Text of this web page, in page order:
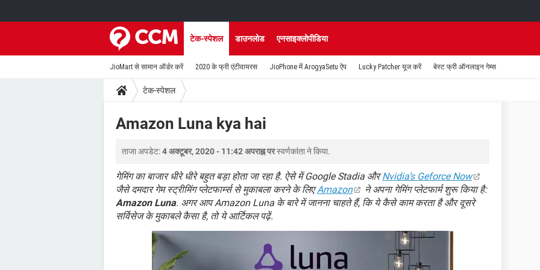
टेक-स्पेशल डाउनलोड एनसाइक्लोपीडिया
JioMart से सामान ऑर्डर करें 2020 के फ्री एंटीवायरस JioPhone में ArogyaSetu ऐप Lucky Patcher यूज करें बेस्ट फ्री ऑनलाइन गेम्स
टेक-स्पेशल
Amazon Luna kya hai
ताजा अपडेट:4 अक्टूबर, 2020 - 11:42 अपराह्न परस्वर्णकांताने किया.
गेमिंग का बाजार धीरे धीरे बहुत बड़ा होता जा रहा है. ऐसे में Google Stadia औरNvidia’s Geforce Now
जैसे दमदार गेम स्ट्रीमिंग प्लेटफार्म्स से मुकाबला करने के लिएAmazon
ने अपना गेमिंग प्लेटफार्म शुरू किया है:
Amazon Luna. अगर आप Amazon Luna के बारे में जानना चाहते हैं, कि ये कैसे काम करता है और दूसरे
सर्विसेज के मुकाबले कैसा है, तो ये आर्टिकल पढ़ें.